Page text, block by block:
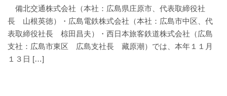
リンク
お問い合わせ
備北交通株式会社（本社：広島県庄原市、代表取締役社
長 山根英徳）・広島電鉄株式会社（本社：広島市中区、代
表取締役社長 椋田昌夫）・西日本旅客鉄道株式会社（広島
支社：広島市東区 広島支社長 藏原潮）では、本年１１月
１３日 […]